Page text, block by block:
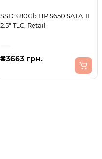
SSD 480Gb HP S650 SATA III
2.5" TLC, Retail
₴3663 грн.